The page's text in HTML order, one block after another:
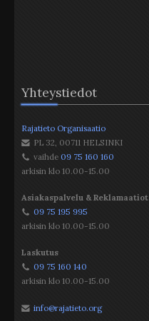
Yhteystiedot
Rajatieto Organisaatio
PL 32 00711 HELSINKI
vaihde 09 75 160 160
arkisin klo 10.00-15.00
Asiakaspalvelu & Reklamaatiot
09 75 195 995
arkisin klo 10.00-15.00
Laskutus
09 75 160 140
arkisin klo 10.00-15.00
info@rajatieto.org